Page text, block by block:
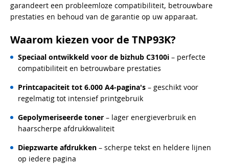
garandeert een probleemloze compatibiliteit, betrouwbare
prestaties en behoud van de garantie op uw apparaat.
Waarom kiezen voor de TNP93K?
Speciaal ontwikkeld voor de bizhub C3100i – perfecte
compatibiliteit en betrouwbare prestaties
Printcapaciteit tot 6.000 A4-pagina's – geschikt voor
regelmatig tot intensief printgebruik
Gepolymeriseerde toner – lager energieverbruik en
haarscherpe afdrukkwaliteit
Diepzwarte afdrukken – scherpe tekst en heldere lijnen
op iedere pagina